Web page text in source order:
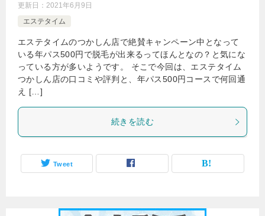
更新日： 2021年6月9日
エステタイム
エステタイムのつかしん店で絶賛キャンペーン中となって
いる年パス500円で脱毛が出来るってほんとなの？と気にな
っている方が多いようです。 そこで今回は、エステタイム
つかしん店の口コミや評判と、年パス500円コースで何回通
え […]
続きを読む
Tweet